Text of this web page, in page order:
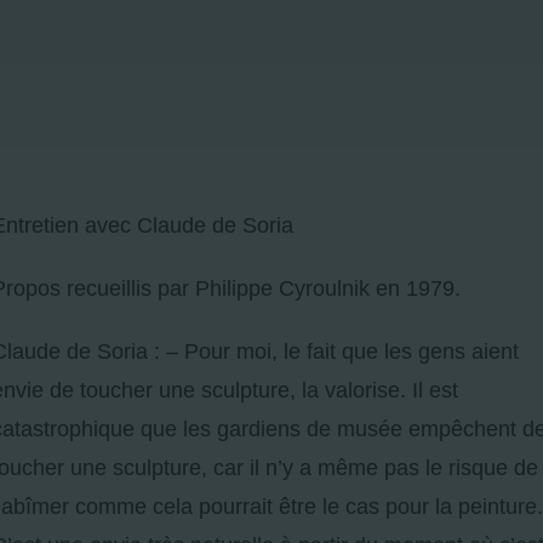
avec Claude de Soria
recueillis par Philippe Cyroulnik en 1979.
de Soria : – Pour moi, le fait que les gens aient
de toucher une sculpture, la valorise. Il est
que les gardiens de musée empêchent
une sculpture, car il n’y a même pas le risque de
comme cela pourrait être le cas pour la peinture.